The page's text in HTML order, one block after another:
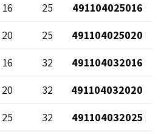
491104025016
25
16
491104025020
25
20
491104032016
32
16
491104032020
32
20
491104032025
32
25